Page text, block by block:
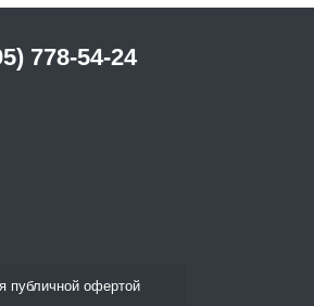
778-54-24
публичной офертой